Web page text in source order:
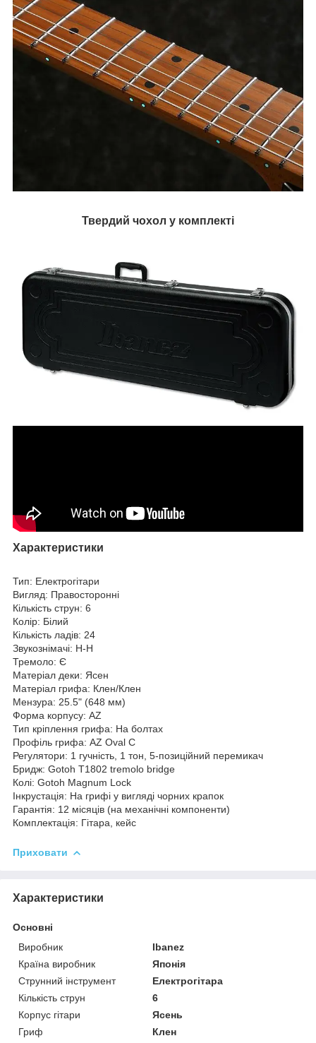
Твердий чохол у комплекті
Характеристики
Тип: Електрогітари
Вигляд: Правосторонні
Кількість струн: 6
Колір: Білий
Кількість ладів: 24
Звукознімачі: H-H
Тремоло: Є
Матеріал деки: Ясен
Матеріал грифа: Клен/Клен
Мензура: 25.5" (648 мм)
Форма корпусу: AZ
Тип кріплення грифа: На болтах
Профіль грифа: AZ Oval C
Регулятори: 1 гучність, 1 тон, 5-позиційний перемикач
Бридж: Gotoh T1802 tremolo bridge
Колі: Gotoh Magnum Lock
Інкрустація: На грифі у вигляді чорних крапок
Гарантія: 12 місяців (на механічні компоненти)
Комплектація: Гітара, кейс
Приховати
Характеристики
Основні
Виробник
Ibanez
Країна виробник
Японія
Струнний інструмент
Електрогітара
Кількість струн
6
Корпус гітари
Ясень
Гриф
Клен